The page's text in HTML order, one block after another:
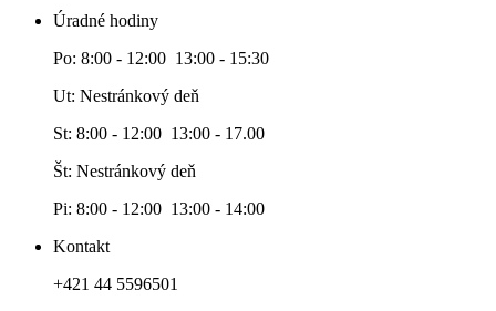
Úradné hodiny
Po: 8:00 - 12:00 13:00 - 15:30
Ut: Nestránkový deň
St: 8:00 - 12:00 13:00 - 17.00
Št: Nestránkový deň
Pi: 8:00 - 12:00 13:00 - 14:00
Kontakt
+421 44 5596501